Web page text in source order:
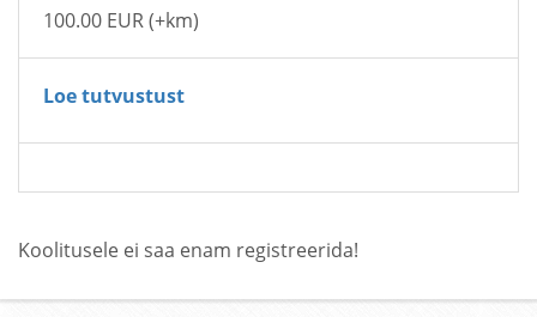
100.00 EUR (+km)
Loe tutvustust
Koolitusele ei saa enam registreerida!